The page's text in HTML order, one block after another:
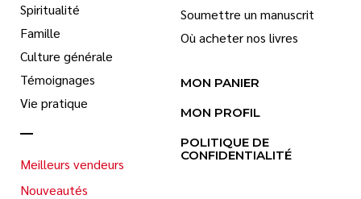
Spiritualité
Famille
Culture générale
Témoignages
Vie pratique
Meilleurs vendeurs
Nouveautés
Soumettre un manuscrit
Où acheter nos livres
MON PANIER
MON PROFIL
POLITIQUE DE
CONFIDENTIALITÉ